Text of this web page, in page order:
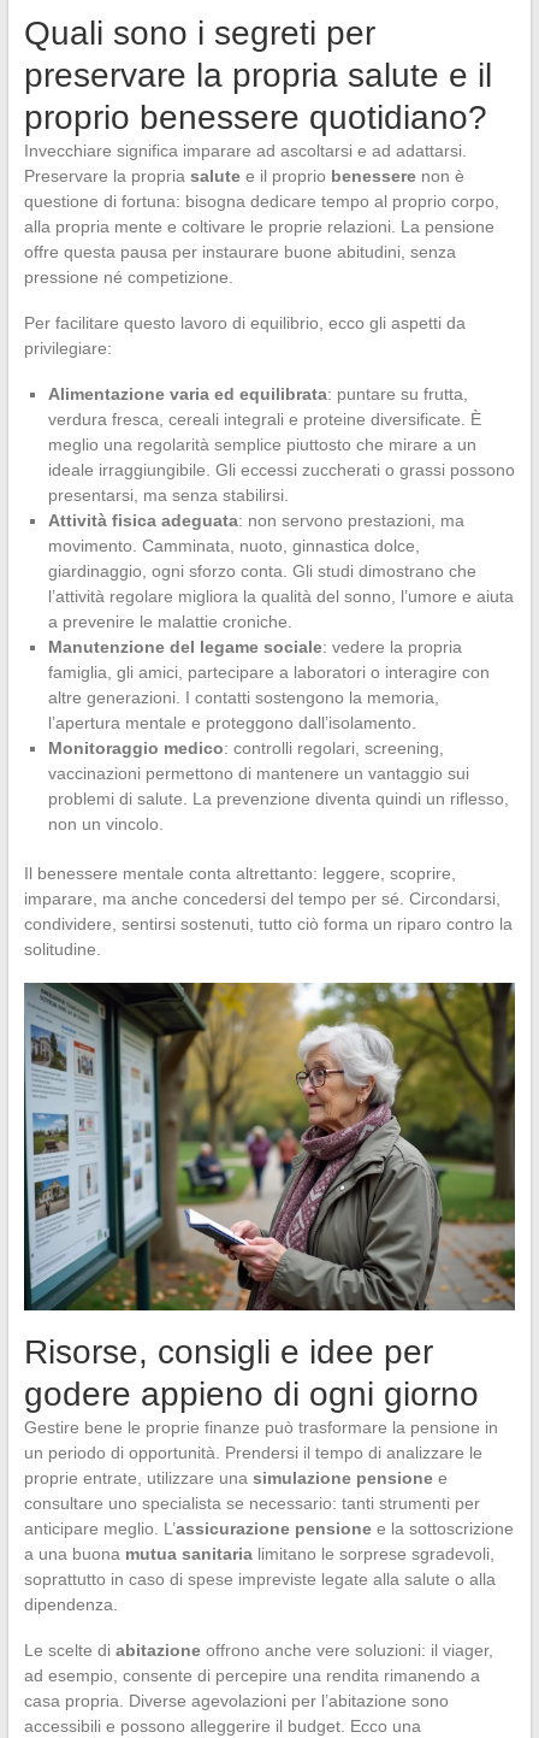
Quali sono i segreti per
preservare la propria salute e il
proprio benessere quotidiano?
Invecchiare significa imparare ad ascoltarsi e ad adattarsi.
Preservare la propria salutee il proprio benesserenon è
questione di fortuna: bisogna dedicare tempo al proprio corpo,
alla propria mente e coltivare le proprie relazioni. La pensione
offre questa pausa per instaurare buone abitudini, senza
pressione né competizione.
Per facilitare questo lavoro di equilibrio, ecco gli aspetti da
privilegiare:
Alimentazione varia ed equilibrata: puntare su frutta,
verdura fresca, cereali integrali e proteine diversificate. È
meglio una regolarità semplice piuttosto che mirare a un
ideale irraggiungibile. Gli eccessi zuccherati o grassi possono
presentarsi, ma senza stabilirsi.
Attività fisica adeguata: non servono prestazioni, ma
movimento. Camminata, nuoto, ginnastica dolce,
giardinaggio, ogni sforzo conta. Gli studi dimostrano che
l’attività regolare migliora la qualità del sonno, l’umore e aiuta
a prevenire le malattie croniche.
Manutenzione del legame sociale: vedere la propria
famiglia, gli amici, partecipare a laboratori o interagire con
altre generazioni. I contatti sostengono la memoria,
l’apertura mentale e proteggono dall’isolamento.
Monitoraggio medico: controlli regolari, screening,
vaccinazioni permettono di mantenere un vantaggio sui
problemi di salute. La prevenzione diventa quindi un riflesso,
non un vincolo.
Il benessere mentale conta altrettanto: leggere, scoprire,
imparare, ma anche concedersi del tempo per sé. Circondarsi,
condividere, sentirsi sostenuti, tutto ciò forma un riparo contro la
solitudine.
Risorse, consigli e idee per
godere appieno di ogni giorno
Gestire bene le proprie finanze può trasformare la pensione in
un periodo di opportunità. Prendersi il tempo di analizzare le
proprie entrate, utilizzare una simulazione pensionee
consultare uno specialista se necessario: tanti strumenti per
anticipare meglio. L’assicurazione pensionee la sottoscrizione
a una buona mutua sanitarialimitano le sorprese sgradevoli,
soprattutto in caso di spese impreviste legate alla salute o alla
dipendenza.
Le scelte di abitazioneoffrono anche vere soluzioni: il viager,
ad esempio, consente di percepire una rendita rimanendo a
casa propria. Diverse agevolazioni per l’abitazione sono
accessibili e possono alleggerire il budget. Ecco una